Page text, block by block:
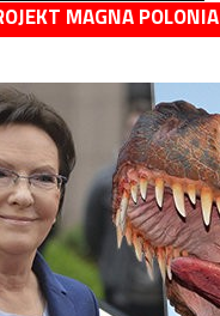
MAGNA POLONIA